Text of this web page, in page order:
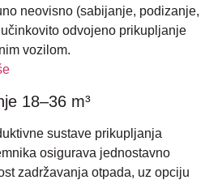
neovisno (sabijanje, podizanje,
odvojeno prikupljanje
vozilom.
18–36 m³
sustave prikupljanja
osigurava jednostavno
zadržavanja otpada, uz opciju